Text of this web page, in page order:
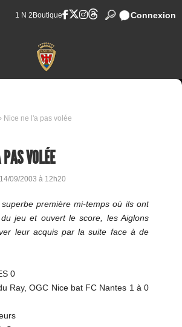
1 N 2 Boutique Connexion
› Nice ne l'a pas volée
VOLÉE
09/2003 à 12h20
première mi-temps où ils ont
jeu et ouvert le score, les Aiglons
leur acquis par la suite face à de
0
Ray, OGC Nice bat FC Nantes 1 à 0